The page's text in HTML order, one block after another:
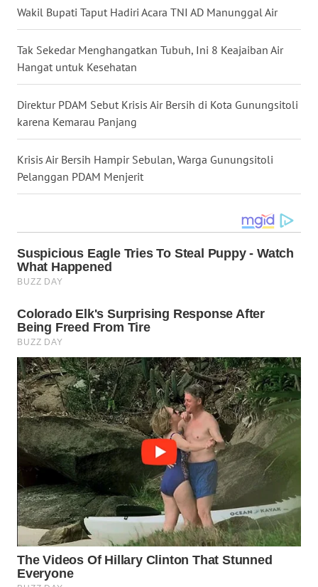
Wakil Bupati Taput Hadiri Acara TNI AD Manunggal Air
Tak Sekedar Menghangatkan Tubuh, Ini 8 Keajaiban Air
Hangat untuk Kesehatan
Direktur PDAM Sebut Krisis Air Bersih di Kota Gunungsitoli
karena Kemarau Panjang
Krisis Air Bersih Hampir Sebulan, Warga Gunungsitoli
Pelanggan PDAM Menjerit
WN
WN
TAPANULI
WN
TANJUNG
LESUNG
WN
KARO
WN
SIMALUNGUN
WN
LABUHANBATU
TAPANULI
TENGAH
WN DELI
SERDANG